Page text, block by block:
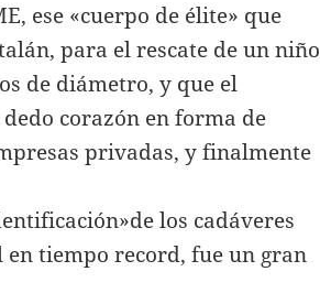
ese «cuerpo de élite» que
para el rescate de un niño
de diámetro, y que el
corazón en forma de
privadas, y finalmente
los cadáveres
tiempo record, fue un gran